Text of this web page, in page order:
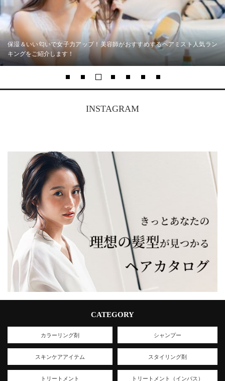
保湿＆いい匂いで女子力アップ！美容師がおすすめするヘアミスト人気ラン
キングをご紹介します！
INSTAGRAM
CATEGORY
カラーリング剤 シャンプー
スキンケアアイテム スタイリング剤
トリートメント トリートメント（インバス）